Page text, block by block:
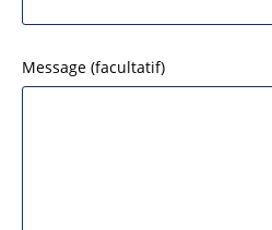
Message (facultatif)